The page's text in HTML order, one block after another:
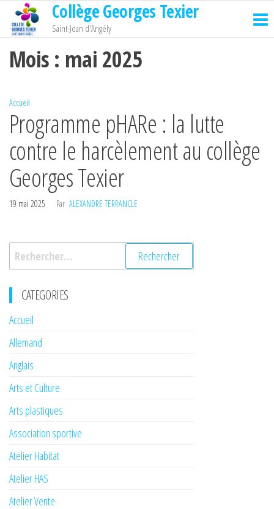
Passer
contenu
Collège Georges Texier
Saint-Jean d'Angély
Mois : mai 2025
Accueil
Programme pHARe : la lutte
contre le harcèlement au collège
Georges Texier
19 mai 2025 Par ALEXANDRE TERRANCLE
Rechercher :
CATEGORIES
Accueil
Allemand
Anglais
Arts et Culture
Arts plastiques
Association sportive
Atelier Habitat
Atelier HAS
Atelier Vente